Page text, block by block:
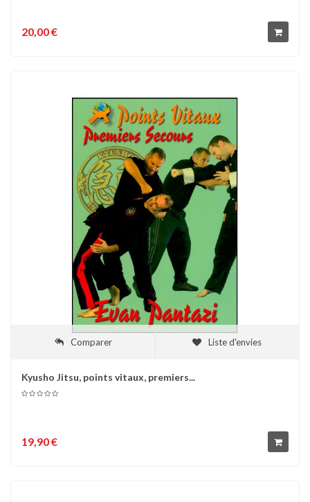
20,00 €
Comparer Liste d'envies
Kyusho Jitsu, points vitaux, premiers...
19,90 €